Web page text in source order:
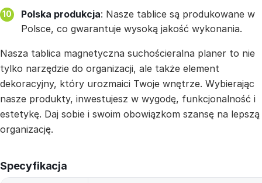
Polska produkcja: Nasze tablice są produkowane w
Polsce, co gwarantuje wysoką jakość wykonania.
Nasza tablica magnetyczna suchościeralna planer to nie
tylko narzędzie do organizacji, ale także element
dekoracyjny, który urozmaici Twoje wnętrze. Wybierając
nasze produkty, inwestujesz w wygodę, funkcjonalność i
estetykę. Daj sobie i swoim obowiązkom szansę na lepszą
organizację.
Specyfikacja